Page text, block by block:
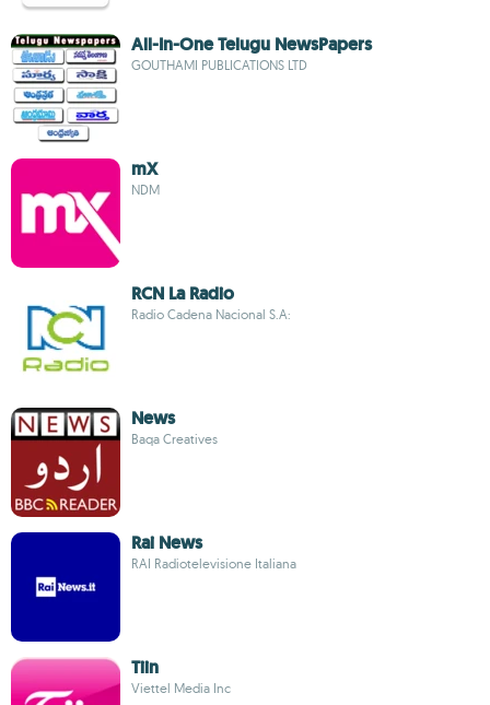
All-In-One Telugu NewsPapers
GOUTHAMI PUBLICATIONS LTD
mX
NDM
RCN La Radio
Radio Cadena Nacional S.A:
News
Baqa Creatives
Rai News
RAI Radiotelevisione Italiana
Tiin
Viettel Media Inc